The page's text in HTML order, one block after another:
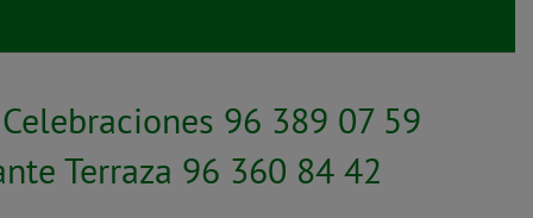
Celebraciones 96 389 07 59
Terraza 96 360 84 42